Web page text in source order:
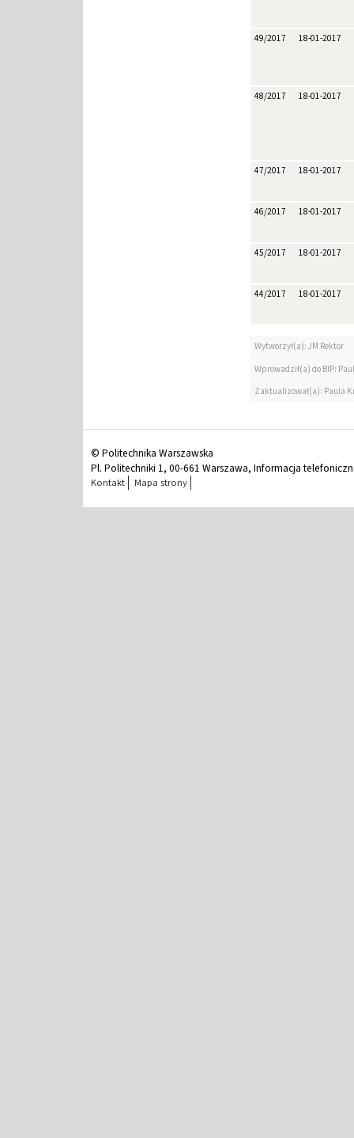
49/2017 18-01-2017
48/2017 18-01-2017
47/2017 18-01-2017
46/2017 18-01-2017
45/2017 18-01-2017
44/2017 18-01-2017
Wytworzył(a): JM Rektor
Wprowadził(a) do BIP:
Zaktualizował(a): Paula
© Politechnika Warszawska
Pl. Politechniki 1, 00-661 Warszawa, Informacja
Kontakt Mapa strony